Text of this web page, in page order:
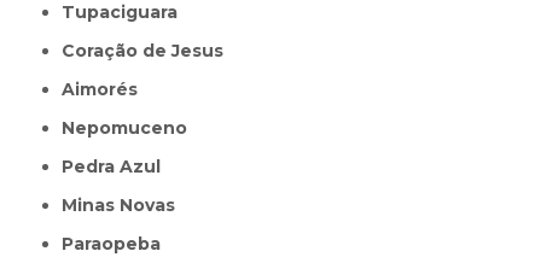
Tupaciguara
Coração de Jesus
Aimorés
Nepomuceno
Pedra Azul
Minas Novas
Paraopeba